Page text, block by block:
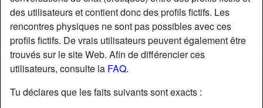
des utilisateurs et contient donc des profils fictifs. Les
rencontres physiques ne sont pas possibles avec ces
profils fictifs. De vrais utilisateurs peuvent également être
trouvés sur le site Web. Afin de différencier ces
utilisateurs, consulte la FAQ.
Tu déclares que les faits suivants sont exacts :
starAjouter chatDiscuter !
Nickname:
Âge:
23